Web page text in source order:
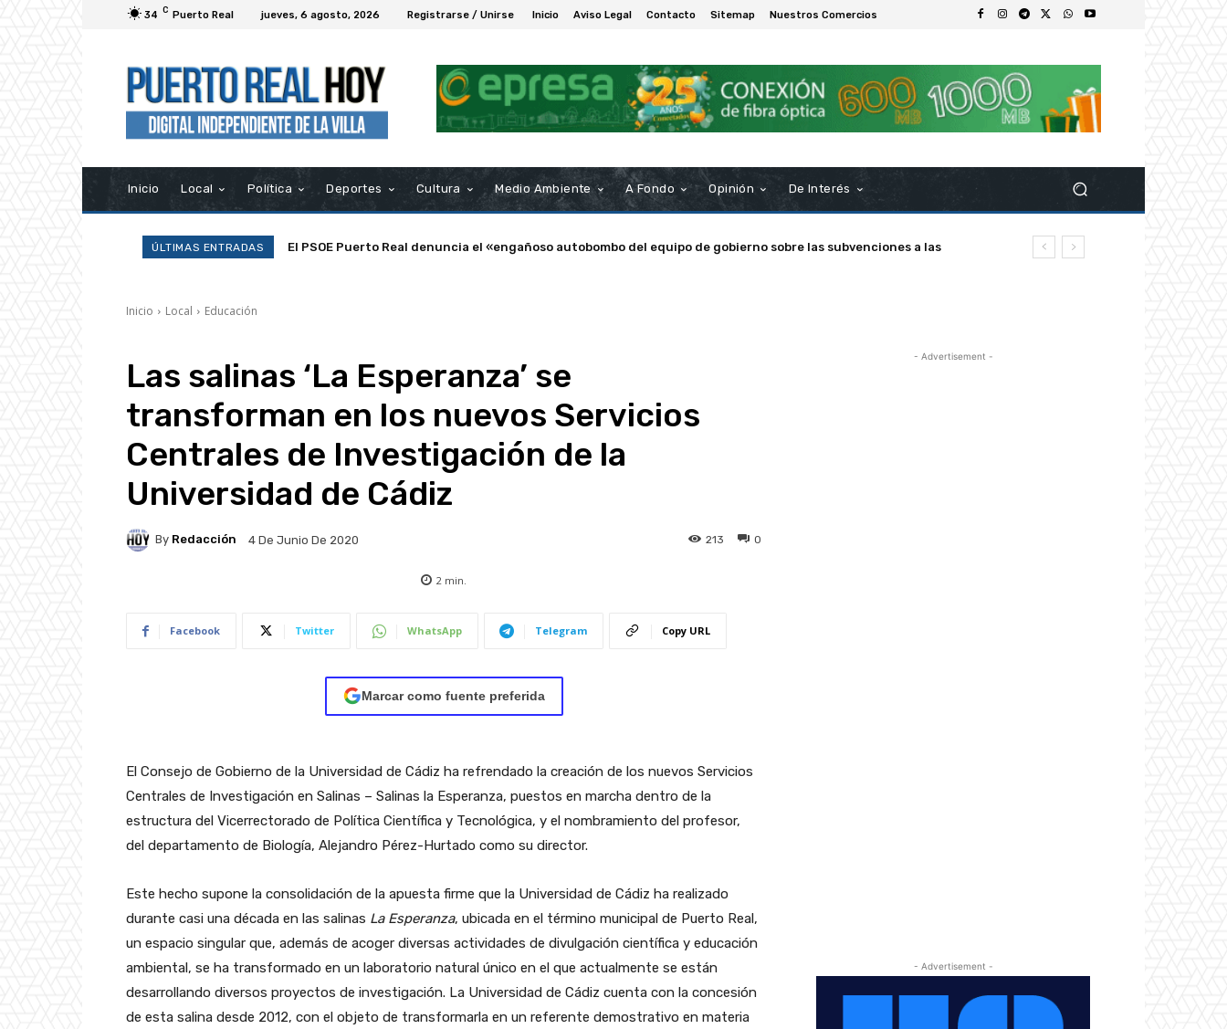
34 C Puerto Real jueves, 6 agosto, 2026 Registrarse / Unirse Inicio Aviso Legal Contacto Sitemap Nuestros Comercios
Inicio Local Política Deportes Cultura Medio Ambiente A Fondo Opinión De Interés
ÚLTIMAS ENTRADAS La Asociación Rampa de Puerto Real nombra Socio de Honor a Manuel Rosendo Sánchez
Inicio Local Educación
Las salinas ‘La Esperanza’ se
transforman en los nuevos Servicios
Centrales de Investigación de la
Universidad de Cádiz
By Redacción 4 De Junio De 2020 0
213
2 min.
Facebook Twitter WhatsApp Telegram Copy URL
Marcar como fuente preferida
El Consejo de Gobierno de la Universidad de Cádiz ha refrendado la creación de los nuevos Servicios
Centrales de Investigación en Salinas – Salinas la Esperanza, puestos en marcha dentro de la
estructura del Vicerrectorado de Política Científica y Tecnológica, y el nombramiento del profesor,
del departamento de Biología, Alejandro Pérez-Hurtado como su director.
Este hecho supone la consolidación de la apuesta firme que la Universidad de Cádiz ha realizado
durante casi una década en las salinas La Esperanza, ubicada en el término municipal de Puerto Real,
un espacio singular que, además de acoger diversas actividades de divulgación científica y educación
ambiental, se ha transformado en un laboratorio natural único en el que actualmente se están
desarrollando diversos proyectos de investigación. La Universidad de Cádiz cuenta con la concesión
de esta salina desde 2012, con el objeto de transformarla en un referente demostrativo en materia
- Advertisement -
- Advertisement -